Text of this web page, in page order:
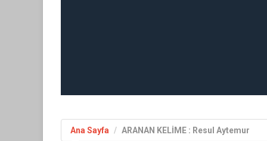
Ana Sayfa ARANAN KELİME : Resul Aytemur